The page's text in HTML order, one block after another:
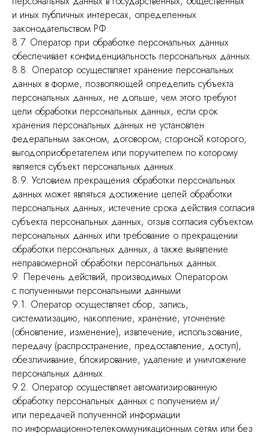
и иных публичных интересах, определенных
законодательством РФ.
8.7. Оператор при обработке персональных данных
обеспечивает конфиденциальность персональных данных.
8.8. Оператор осуществляет хранение персональных
данных в форме, позволяющей определить субъекта
персональных данных, не дольше, чем этого требуют
цели обработки персональных данных, если срок
хранения персональных данных не установлен
федеральным законом, договором, стороной которого,
выгодоприобретателем или поручителем по которому
является субъект персональных данных.
8.9. Условием прекращения обработки персональных
данных может являться достижение целей обработки
персональных данных, истечение срока действия согласия
субъекта персональных данных, отзыв согласия субъектом
персональных данных или требование о прекращении
обработки персональных данных, а также выявление
неправомерной обработки персональных данных.
9. Перечень действий, производимых Оператором
с полученными персональными данными
9.1. Оператор осуществляет сбор, запись,
систематизацию, накопление, хранение, уточнение
(обновление, изменение), извлечение, использование,
передачу (распространение, предоставление, доступ),
обезличивание, блокирование, удаление и уничтожение
персональных данных.
9.2. Оператор осуществляет автоматизированную
обработку персональных данных с получением и/
или передачей полученной информации
по информационно-телекоммуникационным сетям или без